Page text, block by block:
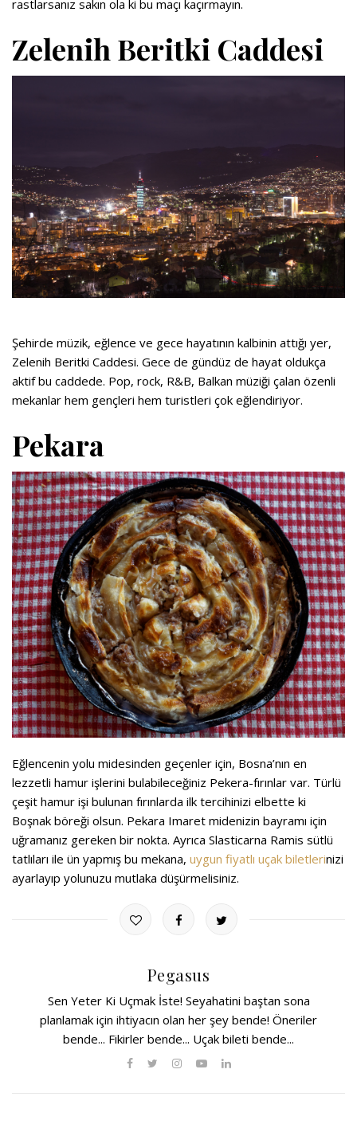
rastlarsanız sakın ola ki bu maçı kaçırmayın.
Zelenih Beritki Caddesi
Şehirde müzik, eğlence ve gece hayatının kalbinin attığı yer,
Zelenih Beritki Caddesi. Gece de gündüz de hayat oldukça
aktif bu caddede. Pop, rock, R&B, Balkan müziği çalan özenli
mekanlar hem gençleri hem turistleri çok eğlendiriyor.
Pekara
Eğlencenin yolu midesinden geçenler için, Bosna’nın en
lezzetli hamur işlerini bulabileceğiniz Pekera-fırınlar var. Türlü
çeşit hamur işi bulunan fırınlarda ilk tercihinizi elbette ki
Boşnak böreği olsun. Pekara Imaret midenizin bayramı için
uğramanız gereken bir nokta. Ayrıca Slasticarna Ramis sütlü
tatlıları ile ün yapmış bu mekana, uygun fiyatlı uçak biletlerinizi
ayarlayıp yolunuzu mutlaka düşürmelisiniz.
Pegasus
Sen Yeter Ki Uçmak İste! Seyahatini baştan sona
planlamak için ihtiyacın olan her şey bende! Öneriler
bende... Fikirler bende... Uçak bileti bende...